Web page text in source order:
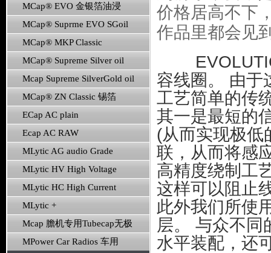
MCap® EVO 金银箔油浸
MCap® Suprme EVO SGoil
MCap® MKP Classic
MCap® Supreme Silver oil
Mcap Supreme SilverGold oil
MCap® ZN Classic 锡箔
ECap AC plain
Ecap AC RAW
MLytic AG audio Grade
MLytic HV High Voltage
MLytic HC High Current
MLytic +
Mcap 膽机专用Tubecap无极
MPower Car Radios 车用
价格居高不下
作品里都会见
容线圈。 由于
工艺简单的传
其一是最短的
(从而实现极低
联，从而将感
高精度绕制工
这样可以阻止
此外我们所使
层。 与众不同
水平装配，还